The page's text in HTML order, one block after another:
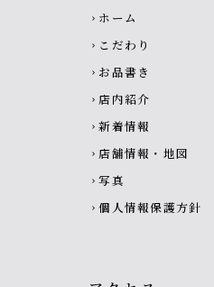
Footer navigation
chevron_right ホーム
chevron_right こだわり
chevron_right お品書き
chevron_right 店内紹介
chevron_right 新着情報
chevron_right 店舗情報・地図
chevron_right 写真
chevron_right 個人情報保護方針